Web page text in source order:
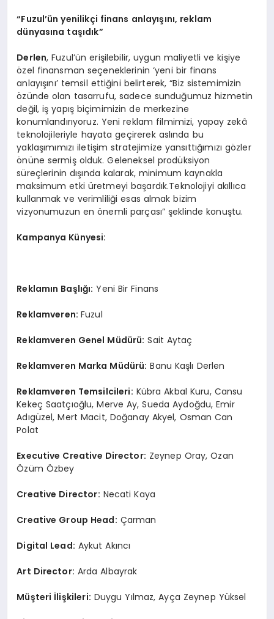
“Fuzul’ün yenilikçi finans anlayışını, reklam
dünyasına taşıdık”
Derlen, Fuzul’ün erişilebilir, uygun maliyetli ve kişiye
özel finansman seçeneklerinin ‘yeni bir finans
anlayışını’ temsil ettiğini belirterek, “Biz sistemimizin
özünde olan tasarrufu, sadece sunduğumuz hizmetin
değil, iş yapış biçimimizin de merkezine
konumlandırıyoruz. Yeni reklam filmimizi, yapay zekâ
teknolojileriyle hayata geçirerek aslında bu
yaklaşımımızı iletişim stratejimize yansıttığımızı gözler
önüne sermiş olduk. Geleneksel prodüksiyon
süreçlerinin dışında kalarak, minimum kaynakla
maksimum etki üretmeyi başardık.Teknolojiyi akıllıca
kullanmak ve verimliliği esas almak bizim
vizyonumuzun en önemli parçası” şeklinde konuştu.
Kampanya Künyesi:
Reklamın Başlığı: Yeni Bir Finans
Reklamveren: Fuzul
Reklamveren Genel Müdürü: Sait Aytaç
Reklamveren Marka Müdürü: Banu Kaşlı Derlen
Reklamveren Temsilcileri: Kübra Akbal Kuru, Cansu
Kekeç Saatçıoğlu, Merve Ay, Sueda Aydoğdu, Emir
Adıgüzel, Mert Macit, Doğanay Akyel, Osman Can
Polat
Executive Creative Director: Zeynep Oray, Ozan
Özüm Özbey
Creative Director: Necati Kaya
Creative Group Head: Çarman
Digital Lead: Aykut Akıncı
Art Director: Arda Albayrak
Müşteri İlişkileri: Duygu Yılmaz, Ayça Zeynep Yüksel